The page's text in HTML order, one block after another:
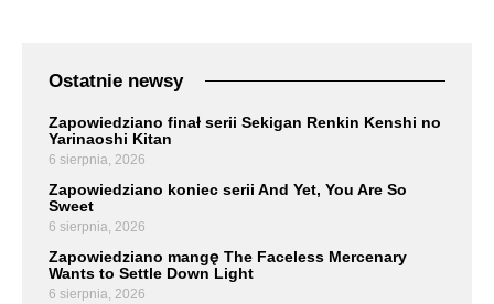
Ostatnie newsy
Zapowiedziano finał serii Sekigan Renkin Kenshi no
Yarinaoshi Kitan
6 sierpnia, 2026
Zapowiedziano koniec serii And Yet, You Are So
Sweet
6 sierpnia, 2026
Zapowiedziano mangę The Faceless Mercenary
Wants to Settle Down Light
6 sierpnia, 2026